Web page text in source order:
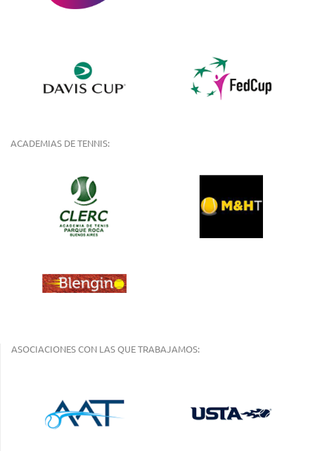
ACADEMIAS DE TENNIS:
ASOCIACIONES CON LAS QUE TRABAJAMOS: